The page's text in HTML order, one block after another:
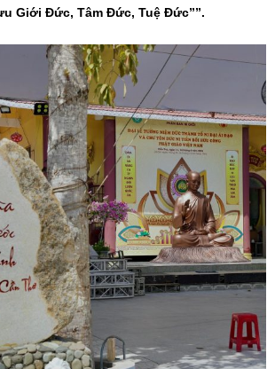
Giới Đức, Tâm Đức, Tuệ Đức””.